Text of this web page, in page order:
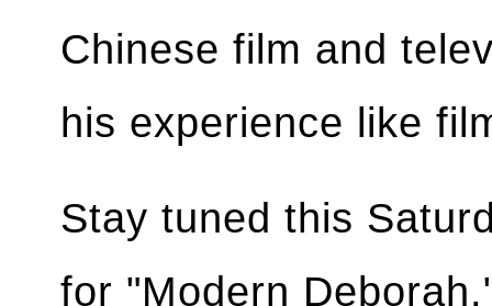
Chinese film and
his experience like
Stay tuned this
for "Modern